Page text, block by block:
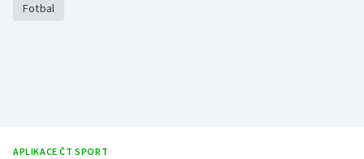
Fotbal
APLIKACE ČT SPORT